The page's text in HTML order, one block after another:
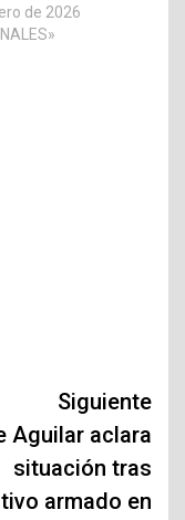
de 2026
Siguiente
Aguilar aclara
situación tras
armado en